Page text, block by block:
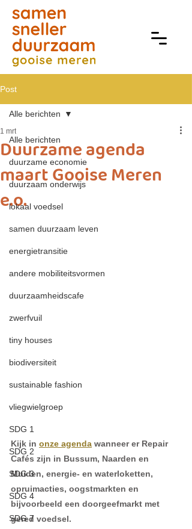
Post
Alle berichten
duurzame economie
duurzaam onderwijs
lokaal voedsel
samen duurzaam leven
energietransitie
andere mobiliteitsvormen
duurzaamheidscafe
zwerfvuil
tiny houses
biodiversiteit
sustainable fashion
vliegwielgroep
SDG 1
SDG 2
SDG 3
SDG 4
SDG 7
Alle berichten
Duurzame agenda
maart Gooise Meren
e.o.
1 mrt
Kijk in onze agenda wanneer er Repair
Cafés zijn in Bussum, Naarden en
Muiden, energie- en waterloketten,
opruimacties, oogstmarkten en
bijvoorbeeld een doorgeefmarkt met
gered voedsel.